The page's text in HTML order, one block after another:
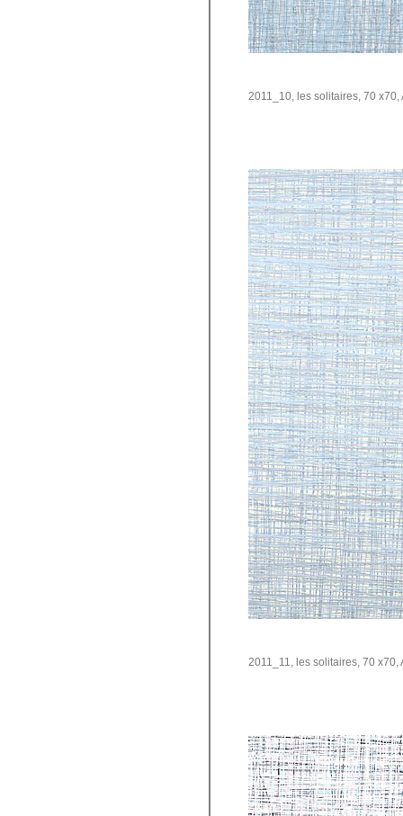
2011_10, les solitaires, 70
2011_11, les solitaires, 70